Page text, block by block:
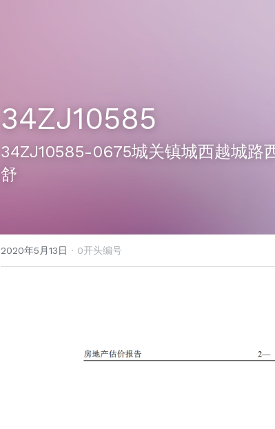
34ZJ10585
34ZJ10585-0675城关镇城西越城路
舒
2020年5月13日 · 0开头编号